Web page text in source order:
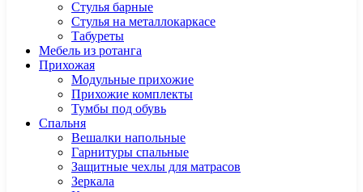
Стулья барные
Стулья на металлокаркасе
Табуреты
Мебель из ротанга
Прихожая
Модульные прихожие
Прихожие комплекты
Тумбы под обувь
Спальня
Вешалки напольные
Гарнитуры спальные
Защитные чехлы для матрасов
Зеркала